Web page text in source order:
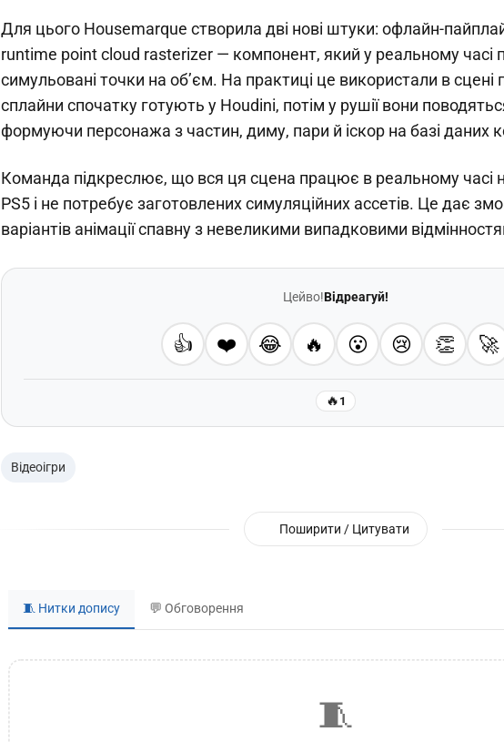
Для цього Housemarque створила дві нові штуки: офлайн-
runtime point cloud rasterizer — компонент, який у реальному часі
симульовані точки на об’єм. На практиці це використали в сцені
сплайни спочатку готують у Houdini, потім у рушії вони
формуючи персонажа з частин, диму, пари й іскор на базі даних
Команда підкреслює, що вся ця сцена працює в реальному часі
PS5 і не потребує заготовлених симуляційних ассетів. Це дає
варіантів анімації спавну з невеликими випадковими
Цейво!Відреагуй!
👍 ❤️ 😂 🔥 😮 😢 👏 🚀
🔥 1
Відеоігри
Поширити / Цитувати
🧵 Нитки допису 💬 Обговорення
🧵